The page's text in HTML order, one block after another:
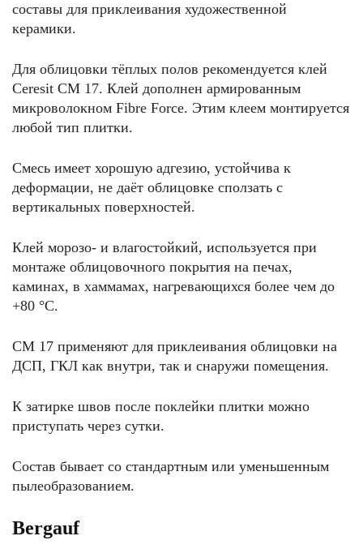
составы для приклеивания художественной
керамики.
Для облицовки тёплых полов рекомендуется клей
Ceresit CM 17. Клей дополнен армированным
микроволокном Fibre Force. Этим клеем монтируется
любой тип плитки.
Смесь имеет хорошую адгезию, устойчива к
деформации, не даёт облицовке сползать с
вертикальных поверхностей.
Клей морозо- и влагостойкий, используется при
монтаже облицовочного покрытия на печах,
каминах, в хаммамах, нагревающихся более чем до
+80 °C.
СМ 17 применяют для приклеивания облицовки на
ДСП, ГКЛ как внутри, так и снаружи помещения.
К затирке швов после поклейки плитки можно
приступать через сутки.
Состав бывает со стандартным или уменьшенным
пылеобразованием.
Bergauf